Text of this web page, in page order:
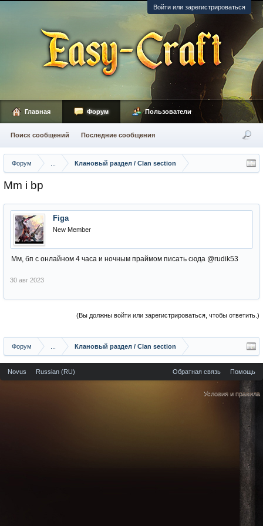
Войти или зарегистрироваться
Форум Клановый раздел / Сlan section
Mm i bp
Figa
New Member
Мм, бп с онлайном 4 часа и ночным праймом писать сюда @rudik53
30 авг 2023
(Вы должны войти или зарегистрироваться, чтобы ответить.)
Форум Клановый раздел / Сlan section
Главная Форум
Поиск сообщений Последние сообщения
Пользователи
Novus Russian (RU) Обратная связь Помощь
Условия и правила